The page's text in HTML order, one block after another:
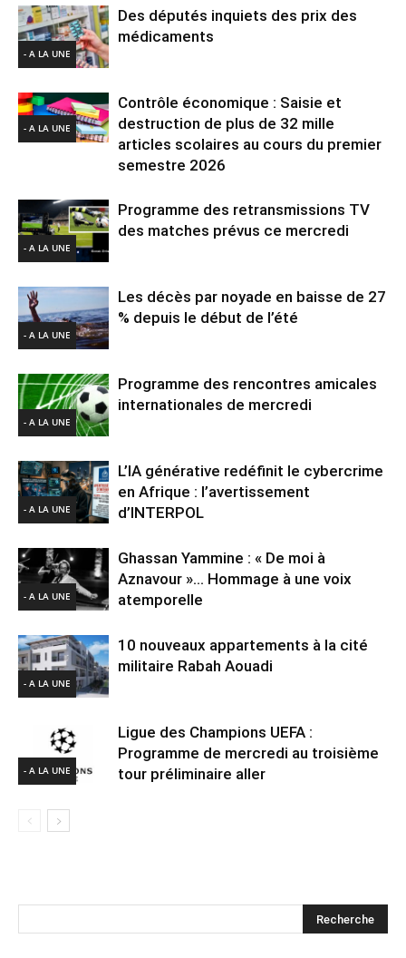
- A LA UNE
Des députés inquiets des prix des
médicaments
- A LA UNE
Contrôle économique : Saisie et
destruction de plus de 32 mille
articles scolaires au cours du premier
semestre 2026
- A LA UNE
Programme des retransmissions TV
des matches prévus ce mercredi
- A LA UNE
Les décès par noyade en baisse de 27
% depuis le début de l’été
- A LA UNE
Programme des rencontres amicales
internationales de mercredi
- A LA UNE
L’IA générative redéfinit le cybercrime
en Afrique : l’avertissement
d’INTERPOL
- A LA UNE
Ghassan Yammine : « De moi à
Aznavour »… Hommage à une voix
atemporelle
- A LA UNE
10 nouveaux appartements à la cité
militaire Rabah Aouadi
- A LA UNE
Ligue des Champions UEFA :
Programme de mercredi au troisième
tour préliminaire aller